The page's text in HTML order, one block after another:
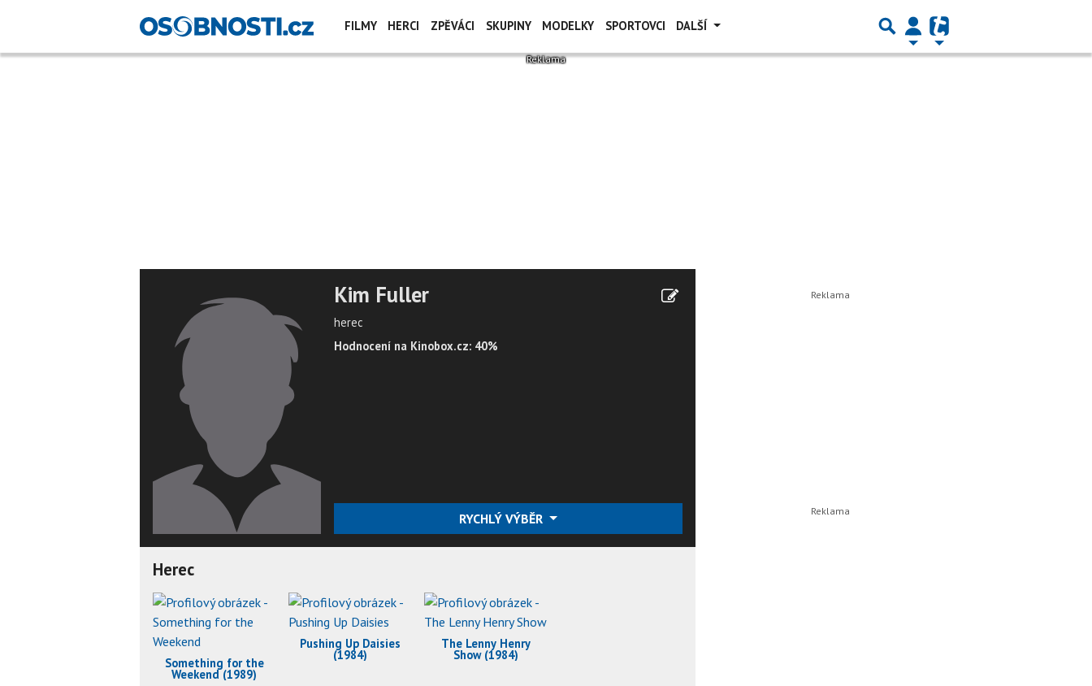
FILMY HERCI ZPĚVÁCI SKUPINY MODELKY SPORTOVCI DALŠÍ
Kim Fuller
herec
Hodnocení na Kinobox.cz: 40%
RYCHLÝ VÝBĚR
Herec
Something for the
Weekend (1989)
Pushing Up Daisies
(1984)
The Lenny Henry
Show (1984)